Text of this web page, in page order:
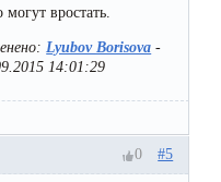
могут вростать.
Lyubov Borisova -
14:01:29
#5
0